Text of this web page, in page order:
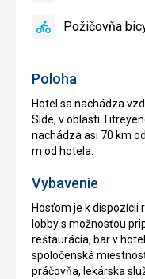
Poloha
Hotel sa nachádza
Side, v oblasti
nachádza asi 70 km
m od hotela.
Vybavenie
Hosťom je k dispozícii
lobby s možnosťou
reštaurácia, bar v
spoločenská
práčovňa, lekárska
Požičovňa
áno